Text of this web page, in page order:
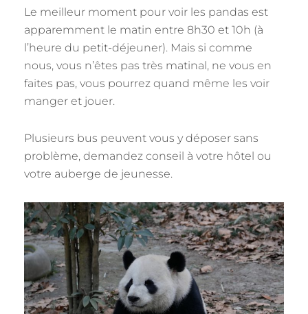
Le meilleur moment pour voir les pandas est
apparemment le matin entre 8h30 et 10h (à
l’heure du petit-déjeuner). Mais si comme
nous, vous n’êtes pas très matinal, ne vous en
faites pas, vous pourrez quand même les voir
manger et jouer.
Plusieurs bus peuvent vous y déposer sans
problème, demandez conseil à votre hôtel ou
votre auberge de jeunesse.